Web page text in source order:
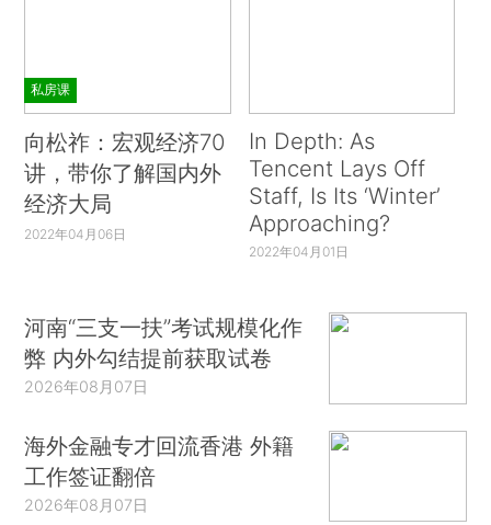
私房课
向松祚：宏观经济70
讲，带你了解国内外
经济大局
2022年04月06日
In Depth: As
Tencent Lays Off
Staff, Is Its ‘Winter’
Approaching?
2022年04月01日
河南“三支一扶”考试规模化作
弊 内外勾结提前获取试卷
2026年08月07日
海外金融专才回流香港 外籍
工作签证翻倍
2026年08月07日